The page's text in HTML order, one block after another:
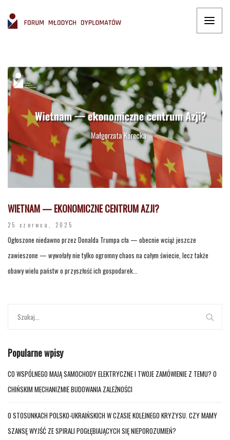
WIETNAM — EKONOMICZNE CENTRUM AZJI?
25 czerwca, 2025
Ogłoszone niedawno przez Donalda Trumpa cła — obecnie wciąż jeszcze
zawieszone — wywołały nie tylko ogromny chaos na całym świecie, lecz także
obawy wielu państw o przyszłość ich gospodarek...
Popularne wpisy
CO WSPÓLNEGO MAJĄ SAMOCHODY ELEKTRYCZNE I TWOJE ZAMÓWIENIE Z TEMU? O
CHIŃSKIM MECHANIZMIE BUDOWANIA ZALEŻNOŚCI
O STOSUNKACH POLSKO-UKRAIŃSKICH W CZASIE KOLEJNEGO KRYZYSU. CZY MAMY
SZANSĘ WYJŚĆ ZE SPIRALI POGŁĘBIAJĄCYCH SIĘ NIEPOROZUMIEŃ?